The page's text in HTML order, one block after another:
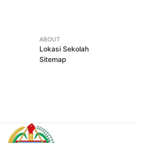
ABOUT
Lokasi Sekolah
Sitemap